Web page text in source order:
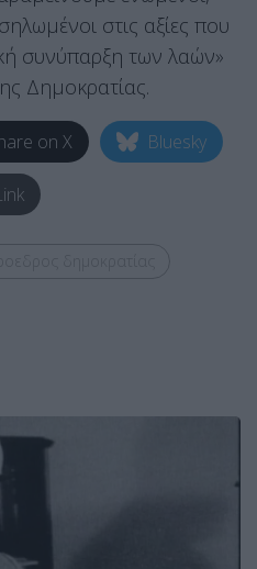
στις αξίες που
συνύπαρξη των λαών»
Δημοκρατίας.
on X Bluesky